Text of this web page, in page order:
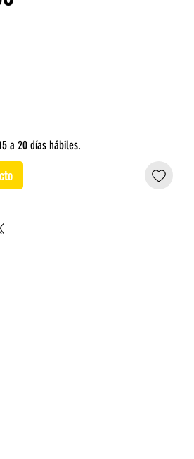
a 20 días hábiles.